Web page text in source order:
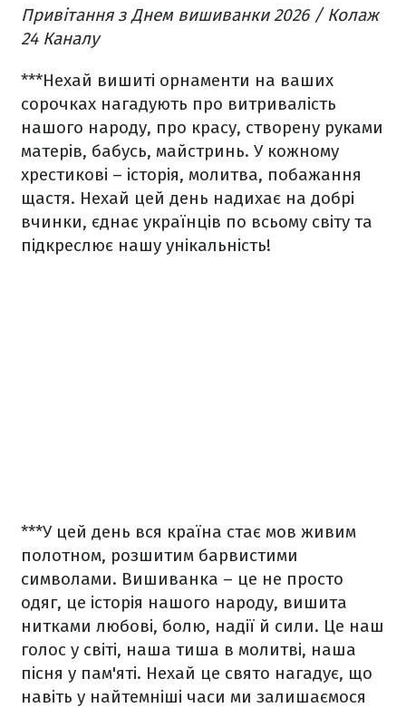
Привітання з Днем вишиванки 2026 / Колаж
24 Каналу
***Нехай вишиті орнаменти на ваших
сорочках нагадують про витривалість
нашого народу, про красу, створену руками
матерів, бабусь, майстринь. У кожному
хрестикові – історія, молитва, побажання
щастя. Нехай цей день надихає на добрі
вчинки, єднає українців по всьому світу та
підкреслює нашу унікальність!
***У цей день вся країна стає мов живим
полотном, розшитим барвистими
символами. Вишиванка – це не просто
одяг, це історія нашого народу, вишита
нитками любові, болю, надії й сили. Це наш
голос у світі, наша тиша в молитві, наша
пісня у пам'яті. Нехай це свято нагадує, що
навіть у найтемніші часи ми залишаємося